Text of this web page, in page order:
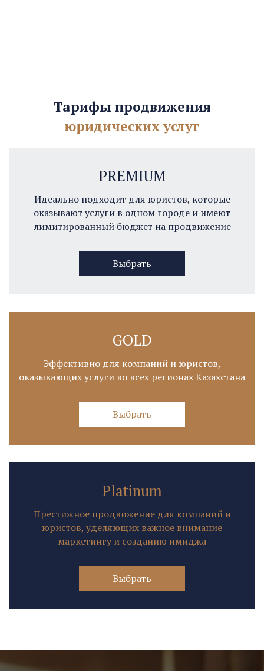
Тарифы продвижения
юридических услуг
PREMIUM
Идеально подходит для юристов, которые
оказывают услуги в одном городе и имеют
лимитированный бюджет на продвижение
Выбрать
GOLD
Эффективно для компаний и юристов,
оказывающих услуги во всех регионах Казахстана
Выбрать
Platinum
Престижное продвижение для компаний и
юристов, уделяющих важное внимание
маркетингу и созданию имиджа
Выбрать